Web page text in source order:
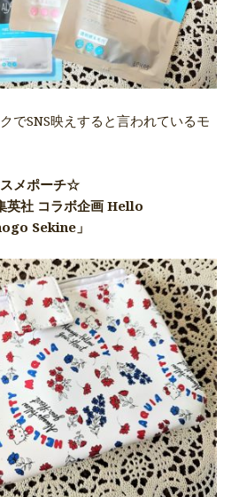
でSNS映えすると言われているモ
メポーチ☆
英社 コラボ企画 Hello
Sekine」